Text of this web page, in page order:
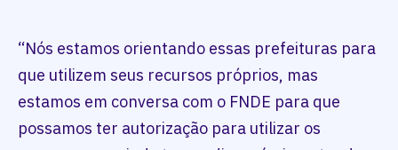
“Nós estamos orientando essas prefeituras para
que utilizem seus recursos próprios, mas
estamos em conversa com o FNDE para que
possamos ter autorização para utilizar os